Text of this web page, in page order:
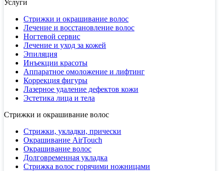
Услуги
Стрижки и окрашивание волос
Лечение и восстановление волос
Ногтевой сервис
Лечение и уход за кожей
Эпиляция
Инъекции красоты
Аппаратное омоложение и лифтинг
Коррекция фигуры
Лазерное удаление дефектов кожи
Эстетика лица и тела
Стрижки и окрашивание волос
Стрижки, укладки, прически
Окрашивание AirTouch
Окрашивание волос
Долговременная укладка
Стрижка волос горячими ножницами